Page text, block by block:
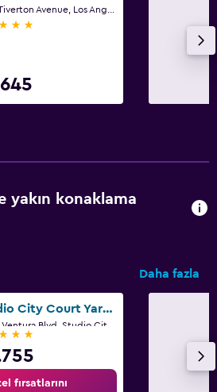
3 yıldız
yakın konaklama
Daha fazla
Studio City Court Yard Hotel
3 yıldız
fırsatlarını